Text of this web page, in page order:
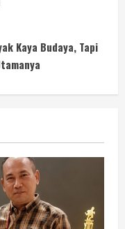
Kaya Budaya, Tapi